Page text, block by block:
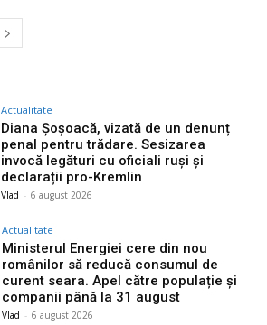
Actualitate
Diana Șoșoacă, vizată de un denunț
penal pentru trădare. Sesizarea
invocă legături cu oficiali ruși și
declarații pro-Kremlin
Vlad - 6 august 2026
Actualitate
Ministerul Energiei cere din nou
românilor să reducă consumul de
curent seara. Apel către populație și
companii până la 31 august
Vlad - 6 august 2026